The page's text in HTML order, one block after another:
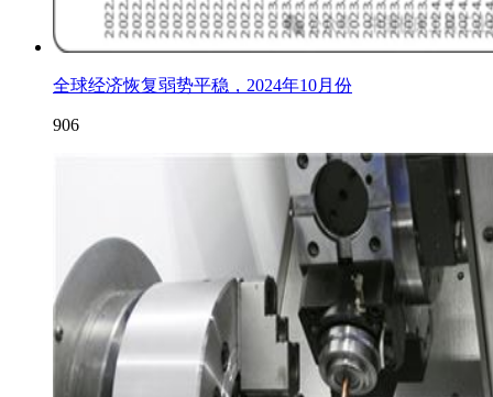
全球经济恢复弱势平稳，2024年10月份
906